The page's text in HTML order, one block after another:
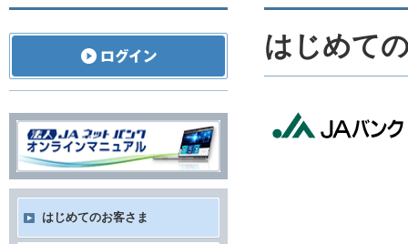
はじめて
はじめてのお客さま